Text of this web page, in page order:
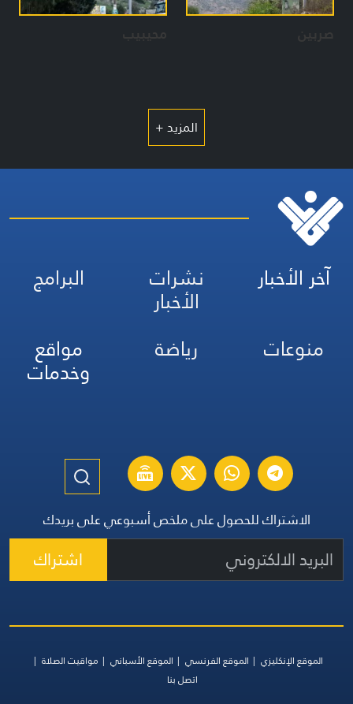
صربين محيبيب
المزيد +
آخر الأخبار نشرات
الأخبار
البرامج
منوعات
رياضة مواقع
وخدمات
الاشتراك للحصول على ملخص أسبوعي على بريدك
اشتراك
الموقع الإنكليزي الموقع الفرنسي الموقع الأسباني
مواقيت الصلاة
اتصل بنا